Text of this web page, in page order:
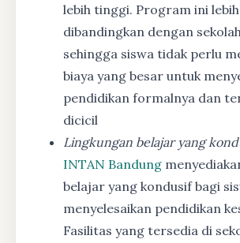
lebih tinggi. Program ini
dibandingkan dengan
sehingga siswa tidak perlu
biaya yang besar untuk
pendidikan formalnya dan
dicicil
Lingkungan belajar yang
INTAN Bandung
belajar yang kondusif bagi
menyelesaikan pendidikan
Fasilitas yang tersedia di